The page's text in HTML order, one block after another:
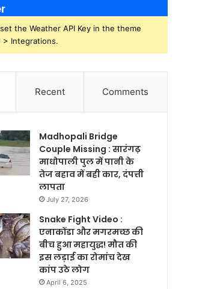
the Weather API Key in the theme
> Integrations.
Recent Comments
Madhopali Bridge
Couple Missing : सारंगढ़
माधोपाली पुल में पानी के
तेज बहाव में बही कार, दंपत्ती
लापता
July 27, 2026
Snake Fight Video :
एनाकोंडा और मगरमच्छ की
बीच हुआ महायुद्ध! मौत की
इस लड़ाई का रोमांच देख
कांप उठे लोग
April 6, 2025